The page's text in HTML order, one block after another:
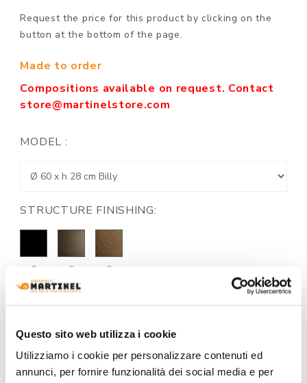
Questo sito web utilizza i cookie
Utilizziamo i cookie per personalizzare contenuti ed
annunci, per fornire funzionalità dei social media e per
Request the price for this product by clicking on the
button at the bottom of the page.
Made to order
Compositions available on request. Contact
store@martinelstore.com
MODEL :
STRUCTURE FINISHING:
TOP FINISH: